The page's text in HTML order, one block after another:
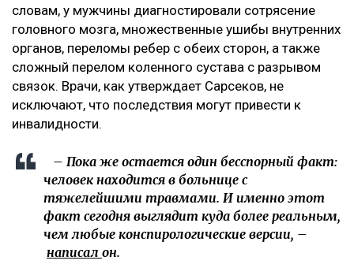
словам, у мужчины диагностировали сотрясение
головного мозга, множественные ушибы внутренних
органов, переломы ребер с обеих сторон, а также
сложный перелом коленного сустава с разрывом
связок. Врачи, как утверждает Сарсеков, не
исключают, что последствия могут привести к
инвалидности.
– Пока же остается один бесспорный факт:
человек находится в больнице с
тяжелейшими травмами. И именно этот
факт сегодня выглядит куда более реальным,
чем любые конспирологические версии, –
написал он.